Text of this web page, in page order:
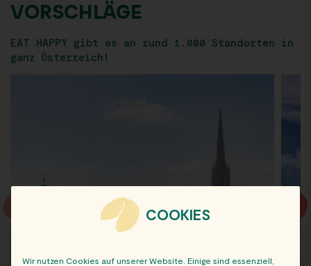
VORSCHLÄGE
EAT HAPPY gibt es an rund 1.000 Standorten in
ganz Österreich!
COOKIES
Wir nutzen Cookies auf unserer Website. Einige sind essenziell,